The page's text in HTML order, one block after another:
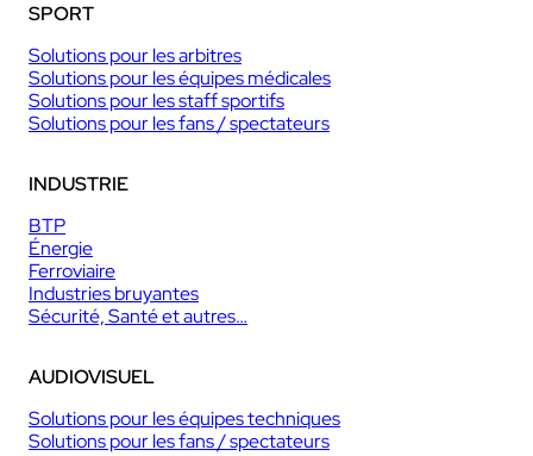
SPORT
Solutions pour les arbitres
Solutions pour les équipes médicales
Solutions pour les staff sportifs
Solutions pour les fans / spectateurs
INDUSTRIE
BTP
Énergie
Ferroviaire
Industries bruyantes
Sécurité, Santé et autres…
AUDIOVISUEL
Solutions pour les équipes techniques
Solutions pour les fans / spectateurs